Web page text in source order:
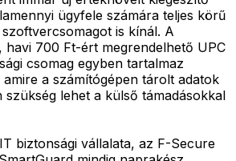
ügyfele számára teljes körű
is kínál. A
havi 700 Ft-ért megrendelhető UPC
csomag egyben tartalmaz
a számítógépen tárolt adatok
szükség lehet a külső támadásokkal
biztonsági vállalata, az F-Secure